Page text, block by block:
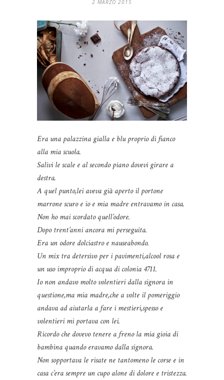
2 MARZO 2015
Era una palazzina gialla e blu proprio di fianco
alla mia scuola.
Salivi le scale e al secondo piano dovevi girare a
destra.
A quel punto,lei aveva già aperto il portone
marrone scuro e io e mia madre entravamo in casa.
Non ho mai scordato quell’odore.
Dopo trent’anni ancora mi perseguita.
Era un odore dolciastro e nauseabondo.
Un mix tra detersivo per i pavimenti,alcool rosa e
un uso improprio di acqua di colonia 4711.
Io non andavo molto volentieri dalla signora in
questione,ma mia madre,che a volte il pomeriggio
andava ad aiutarla a fare i mestieri,spesso e
volentieri mi portava con lei.
Ricordo che dovevo tenere a freno la mia gioia di
bambina quando eravamo dalla signora.
Non sopportava le risate ne tantomeno le corse e in
casa c’era sempre un cupo alone di dolore e tristezza.